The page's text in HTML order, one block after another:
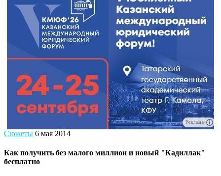
Реклама
Сюжеты 6 мая 2014
Как получить без малого миллион и новый "Кадиллак"
бесплатно